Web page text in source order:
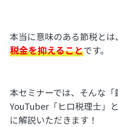
本当に意味のある節税とは、
税金を抑えることです。
本セミナーでは、そんな「
YouTuber「ヒロ税理士」
に解説いただきます！